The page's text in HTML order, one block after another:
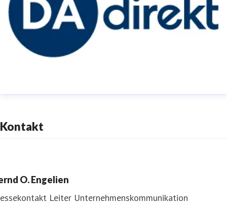
Kontakt
O. Engelien
Leiter Unternehmenskommunikation